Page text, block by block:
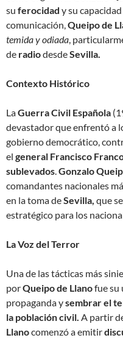
su ferocidad y su
comunicación, Queipo de
temida y odiada ,
de radiodesdeSevilla.
Contexto Histórico
LaGuerra Civil Española
devastador que enfrentó a
gobierno democrático,
el general Francisco
sublevados Gonzalo
comandantes nacionales
en la toma deSevilla, que
estratégico para los
La Voz del Terror
Una de las tácticas más
porQueipo de Llanofue su
propaganda ysembrar el
la población civil. A partir
Llanocomenzó a emitir